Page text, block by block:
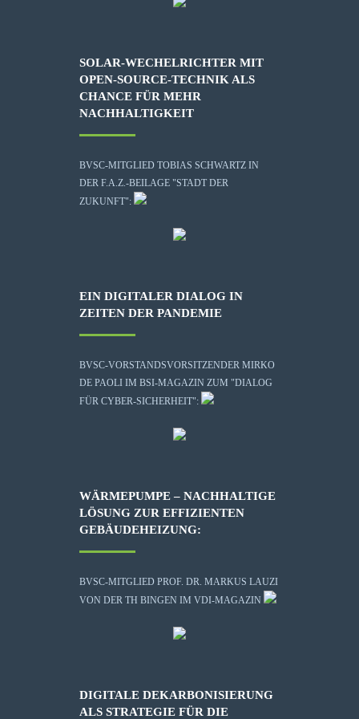
SOLAR-WECHELRICHTER MIT
OPEN-SOURCE-TECHNIK ALS
CHANCE FÜR MEHR
NACHHALTIGKEIT
BVSC-MITGLIED TOBIAS SCHWARTZ IN
DER F.A.Z.-BEILAGE "STADT DER
ZUKUNFT":
EIN DIGITALER DIALOG IN
ZEITEN DER PANDEMIE
BVSC-VORSTANDSVORSITZENDER MIRKO
DE PAOLI IM BSI-MAGAZIN ZUM "DIALOG
FÜR CYBER-SICHERHEIT":
WÄRMEPUMPE – NACHHALTIGE
LÖSUNG ZUR EFFIZIENTEN
GEBÄUDEHEIZUNG:
BVSC-MITGLIED PROF. DR. MARKUS LAUZI
VON DER TH BINGEN IM VDI-MAGAZIN
DIGITALE DEKARBONISIERUNG
ALS STRATEGIE FÜR DIE